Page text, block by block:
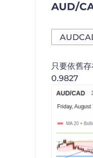
AUD/
只要依舊
0.9827